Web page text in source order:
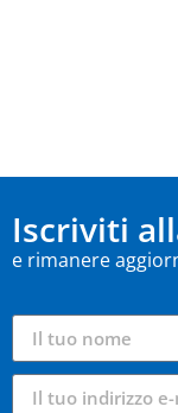
Iscriviti
e rimanere